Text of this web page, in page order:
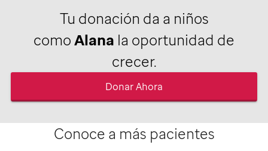
Tu donación da a niños
comoAlana la oportunidad de
crecer.
Donar Ahora
Conoce a más pacientes